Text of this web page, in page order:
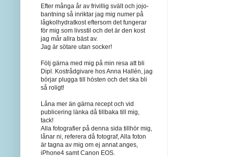
Efter många år av frivillig svält och jojo-
bantning så inriktar jag mig numer på
lågkolhydratkost eftersom det fungerar
för mig som livsstil och det är den kost
jag mår allra bäst av.
Jag är sötare utan socker!
Följ gärna med mig på min resa att bli
Dipl. Kostrådgivare hos Anna Hallén, jag
börjar plugga till hösten och det ska bli
så roligt!
Låna mer än gärna recept och vid
publicering länka då tillbaka till mig,
tack!
Alla fotografier på denna sida tillhör mig,
lånar ni, referera då fotograf, Alla foton
är tagna av mig om ej annat anges,
iPhone4 samt Canon EOS.